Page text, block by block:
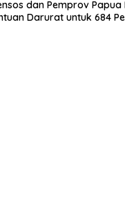
Strategis Bersama